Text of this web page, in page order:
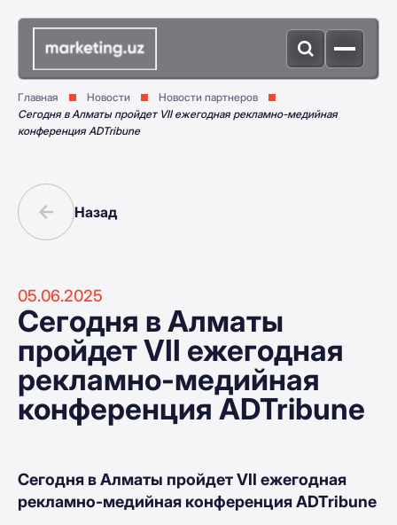
Главная Новости
Новости партнеров
Сегодня в Алматы пройдет VII ежегодная рекламно-медийная
конференция ADTribune
Назад
05.06.2025
Сегодня в Алматы
пройдет VII ежегодная
рекламно-медийная
конференция ADTribune
Сегодня в Алматы пройдет VII ежегодная
рекламно-медийная конференция ADTribune